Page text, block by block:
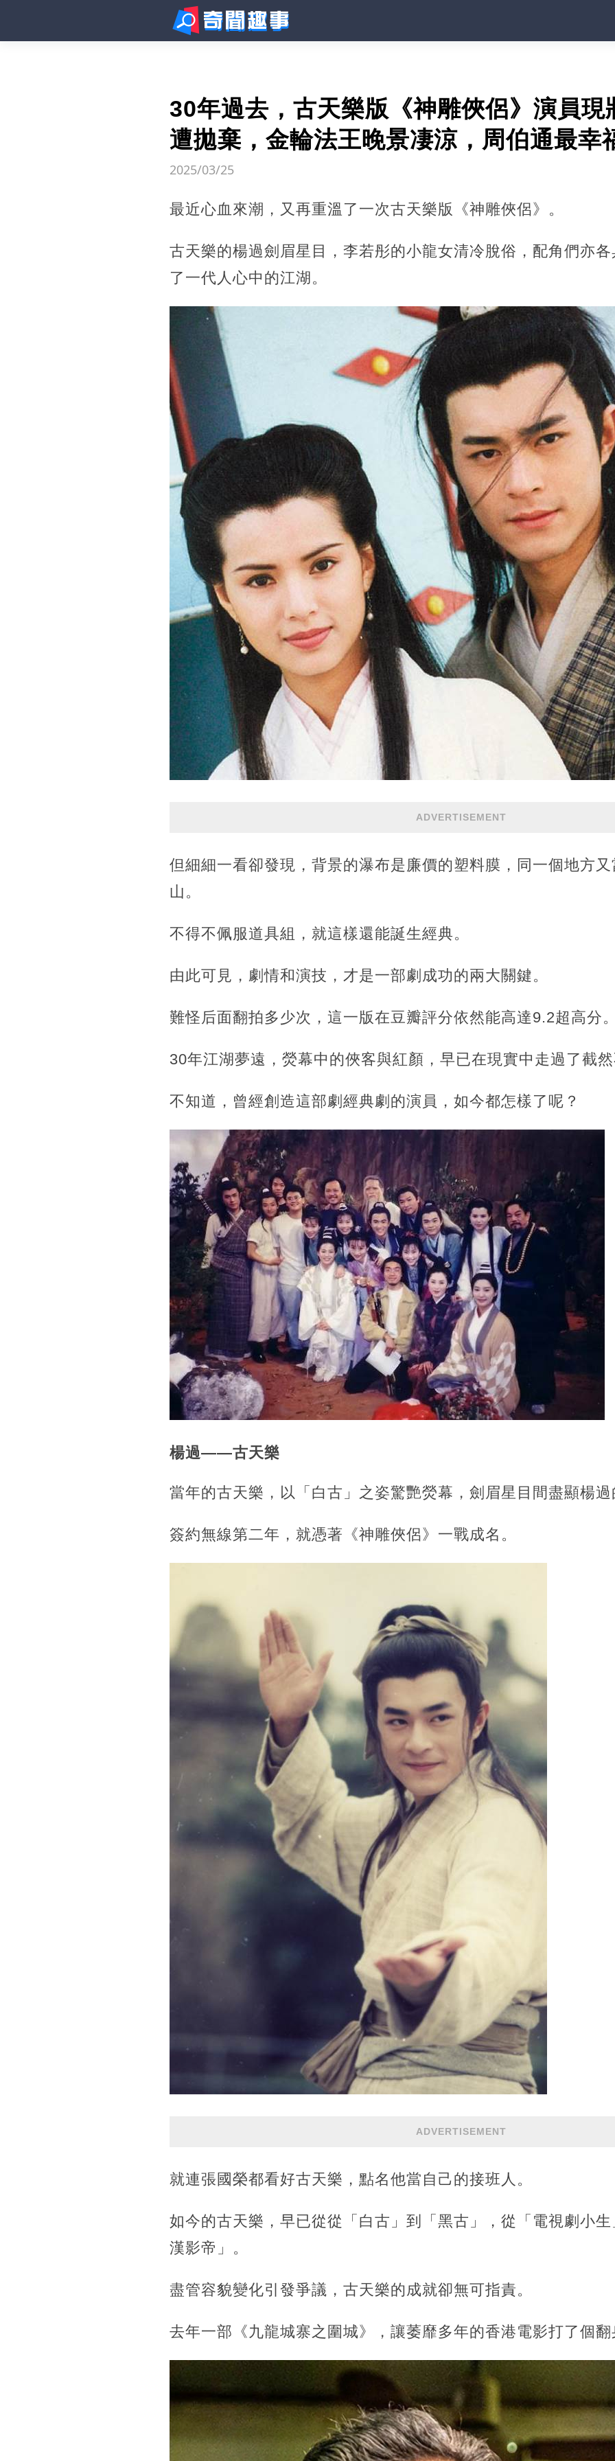
30年過去，古天樂版《神雕俠侶》演員現
遭拋棄，金輪法王晚景凄涼，周伯通最幸
2025/03/25
最近心血來潮，又再重溫了一次古天樂版《神雕俠侶》。
古天樂的楊過劍眉星目，李若彤的小龍女清冷脫俗，配角們亦
了一代人心中的江湖。
ADVERTISEMENT
但細細一看卻發現，背景的瀑布是廉價的塑料膜，同一個地方
山。
不得不佩服道具組，就這樣還能誕生經典。
由此可見，劇情和演技，才是一部劇成功的兩大關鍵。
難怪后面翻拍多少次，這一版在豆瓣評分依然能高達9.2超高分。
30年江湖夢遠，熒幕中的俠客與紅顏，早已在現實中走過了截然
不知道，曾經創造這部劇經典劇的演員，如今都怎樣了呢？
楊過——古天樂
當年的古天樂，以「白古」之姿驚艷熒幕，劍眉星目間盡顯楊過
簽約無線第二年，就憑著《神雕俠侶》一戰成名。
ADVERTISEMENT
就連張國榮都看好古天樂，點名他當自己的接班人。
如今的古天樂，早已從從「白古」到「黑古」，從「電視劇小
漢影帝」。
盡管容貌變化引發爭議，古天樂的成就卻無可指責。
去年一部《九龍城寨之圍城》，讓萎靡多年的香港電影打了個翻